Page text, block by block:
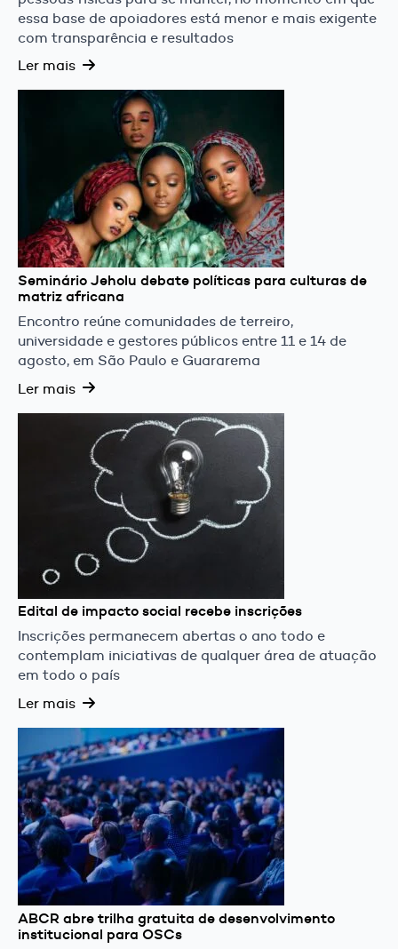
essa base de apoiadores está menor e mais exigente
com transparência e resultados
Ler mais
Seminário Jeholu debate políticas para culturas de
matriz africana
Encontro reúne comunidades de terreiro,
universidade e gestores públicos entre 11 e 14 de
agosto, em São Paulo e Guararema
Ler mais
Edital de impacto social recebe inscrições
Inscrições permanecem abertas o ano todo e
contemplam iniciativas de qualquer área de atuação
em todo o país
Ler mais
ABCR abre trilha gratuita de desenvolvimento
institucional para OSCs